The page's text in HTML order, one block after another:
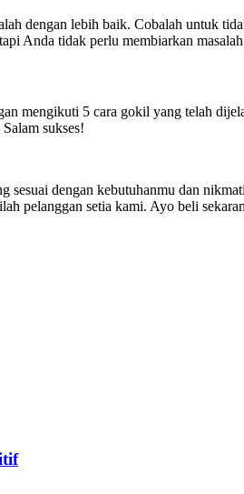
dengan lebih baik. Cobalah untuk
Anda tidak perlu membiarkan
mengikuti 5 cara gokil yang telah
sukses!
sesuai dengan kebutuhanmu dan
pelanggan setia kami. Ayo beli